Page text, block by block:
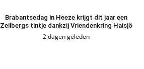
Brabantsedag in Heeze krijgt dit jaar een
Zeilbergs tintje dankzij Vriendenkring Haisjô
2 dagen geleden